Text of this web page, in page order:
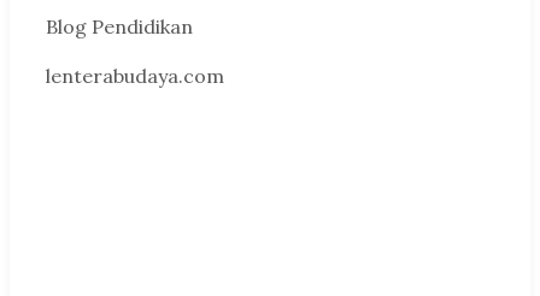
Blog Pendidikan
lenterabudaya.com